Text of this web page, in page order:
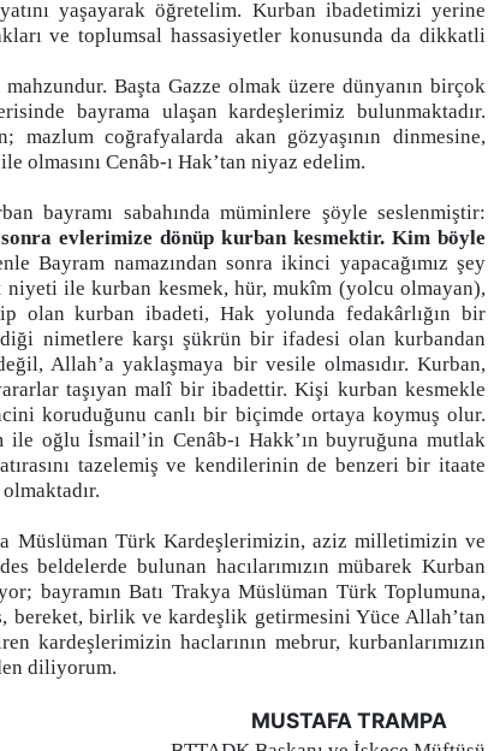
yaşayarak öğretelim. Kurban ibadetimizi yerine
ve toplumsal hassasiyetler konusunda da dikkatli
Başta Gazze olmak üzere dünyanın birçok
bayrama ulaşan kardeşlerimiz bulunmaktadır.
mazlum coğrafyalarda akan gözyaşının dinmesine,
olmasını Cenâb-ı Hak’tan niyaz edelim.
bayramı sabahında müminlere şöyle seslenmiştir:
evlerimize dönüp kurban kesmektir. Kim böyle
Bayram namazından sonra ikinci yapacağımız şey
niyeti ile kurban kesmek, hür, mukîm (yolcu olmayan),
olan kurban ibadeti, Hak yolunda fedakârlığın bir
nimetlere karşı şükrün bir ifadesi olan kurbandan
Allah’a yaklaşmaya bir vesile olmasıdır. Kurban,
taşıyan malî bir ibadettir. Kişi kurban kesmekle
koruduğunu canlı bir biçimde ortaya koymuş olur.
oğlu İsmail’in Cenâb-ı Hakk’ın buyruğuna mutlak
tazelemiş ve kendilerinin de benzeri bir itaate
Müslüman Türk Kardeşlerimizin, aziz milletimizin ve
beldelerde bulunan hacılarımızın mübarek Kurban
bayramın Batı Trakya Müslüman Türk Toplumuna,
bereket, birlik ve kardeşlik getirmesini Yüce Allah’tan
kardeşlerimizin haclarının mebrur, kurbanlarımızın
diliyorum.
MUSTAFA TRAMPA